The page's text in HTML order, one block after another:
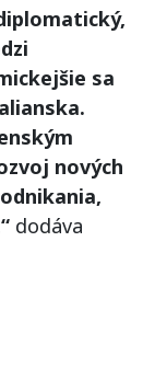
sa
nových
dodáva